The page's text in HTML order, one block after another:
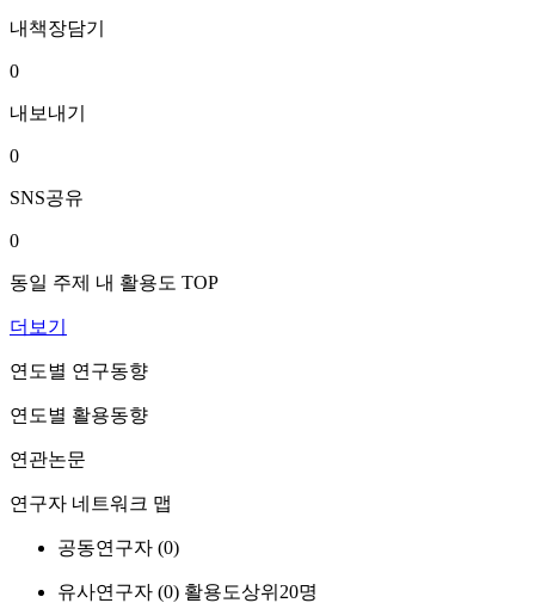
내책장담기
0
내보내기
0
SNS공유
0
동일 주제 내 활용도 TOP
더보기
연도별 연구동향
연도별 활용동향
연관논문
연구자 네트워크 맵
공동연구자 (0)
유사연구자 (0) 활용도상위20명